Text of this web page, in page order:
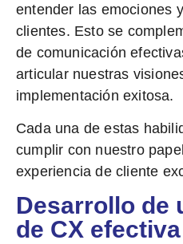
entender las emociones
clientes. Esto se
de comunicación
articular nuestras
implementación exitosa.
Cada una de estas
cumplir con nuestro
experiencia de cliente
Desarrollo de
de CX efectiva